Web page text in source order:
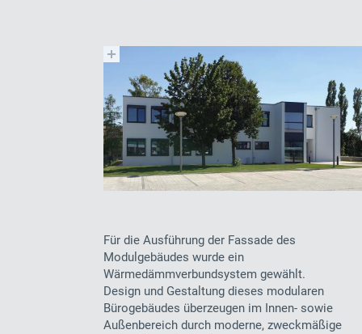
Für die Ausführung der Fassade des
Modulgebäudes wurde ein
Wärmedämmverbundsystem gewählt.
Design und Gestaltung dieses modularen
Bürogebäudes überzeugen im Innen- sowie
Außenbereich durch moderne, zweckmäßige